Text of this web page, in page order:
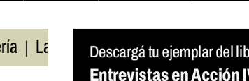
La Pampa. Emergencia en salud mental